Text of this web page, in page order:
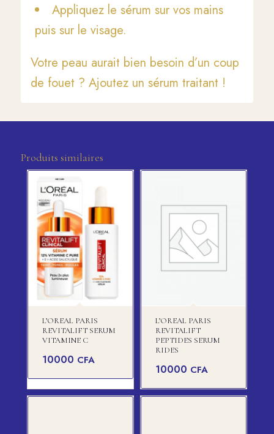
Appliquez le sérum sur vos mains
puis sur le visage.
Votre peau aurait bien besoin d’un coup
de fouet ? Ajoutez un sérum traitant !
Produits similaires
L’OREAL PARIS
REVITALIFT SERUM
VITAMINE C
10000 CFA
L’OREAL PARIS
REVITALIFT
PEPTIDES SERUM
RIDES
10000 CFA